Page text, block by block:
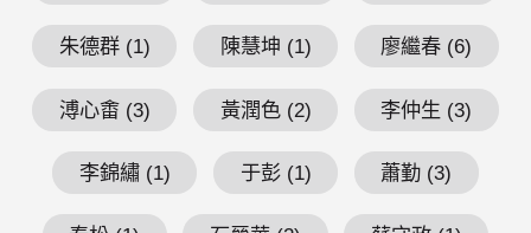
朱德群 (1) 陳慧坤 (1) 廖繼春 (6)
溥心畬 (3) 黃潤色 (2) 李仲生 (3)
李錦繡 (1) 于彭 (1) 蕭勤 (3)